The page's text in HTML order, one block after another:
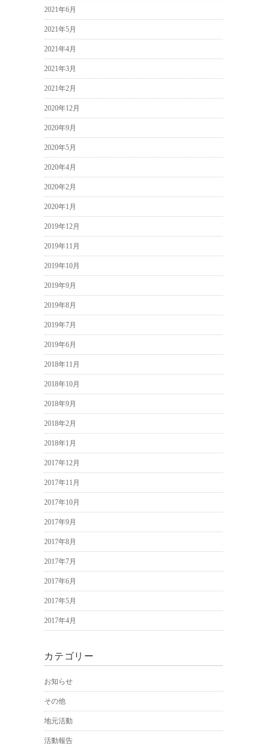
2021年6月
2021年5月
2021年4月
2021年3月
2021年2月
2020年12月
2020年9月
2020年5月
2020年4月
2020年2月
2020年1月
2019年12月
2019年11月
2019年10月
2019年9月
2019年8月
2019年7月
2019年6月
2018年11月
2018年10月
2018年9月
2018年2月
2018年1月
2017年12月
2017年11月
2017年10月
2017年9月
2017年8月
2017年7月
2017年6月
2017年5月
2017年4月
カテゴリー
お知らせ
その他
地元活動
活動報告